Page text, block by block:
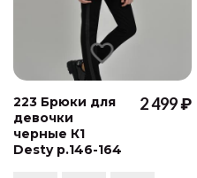
223 Брюки для
девочки
черные К1
Desty р.146-164
2 499 ₽